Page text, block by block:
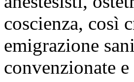
coscienza, così
emigrazione
convenzionate